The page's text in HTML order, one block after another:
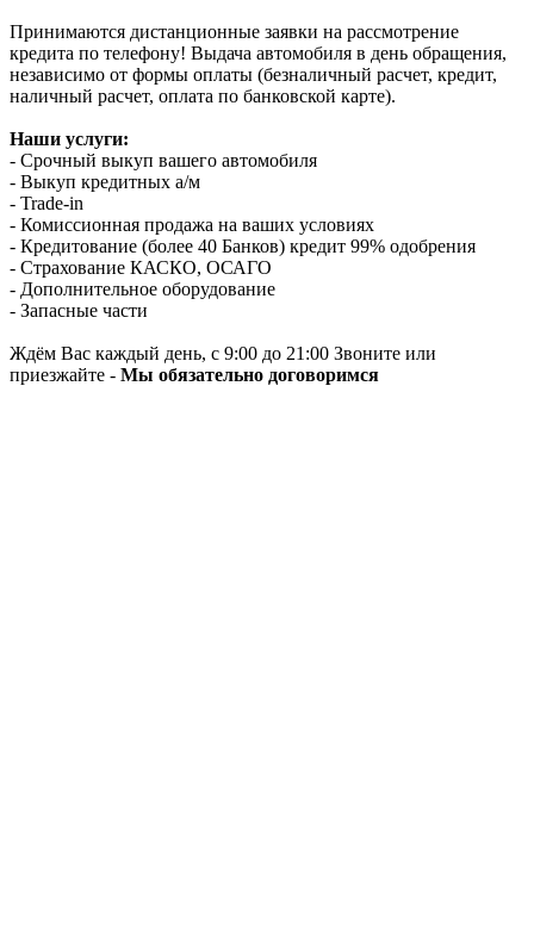
Принимаются дистанционные заявки на рассмотрение
кредита по телефону! Выдача автомобиля в день обращения,
независимо от формы оплаты (безналичный расчет, кредит,
наличный расчет, оплата по банковской карте).
Наши услуги:
- Срочный выкуп вашего автомобиля
- Выкуп кредитных а/м
- Trade-in
- Комиссионная продажа на ваших условиях
- Кредитование (более 40 Банков) кредит 99% одобрения
- Страхование КАСКО, ОСАГО
- Дополнительное оборудование
- Запасные части
Ждём Вас каждый день, с 9:00 до 21:00 Звоните или
приезжайте - Мы обязательно договоримся